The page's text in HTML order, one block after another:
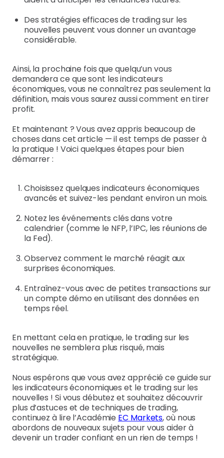
Des stratégies efficaces de trading sur les
nouvelles peuvent vous donner un avantage
considérable.
Ainsi, la prochaine fois que quelqu’un vous
demandera ce que sont les indicateurs
économiques, vous ne connaîtrez pas seulement la
définition, mais vous saurez aussi comment en tirer
profit.
Et maintenant ? Vous avez appris beaucoup de
choses dans cet article — il est temps de passer à
la pratique ! Voici quelques étapes pour bien
démarrer :
Choisissez quelques indicateurs économiques
avancés et suivez-les pendant environ un mois.
Notez les événements clés dans votre
calendrier (comme le NFP, l’IPC, les réunions de
la Fed).
Observez comment le marché réagit aux
surprises économiques.
Entraînez-vous avec de petites transactions sur
un compte démo en utilisant des données en
temps réel.
En mettant cela en pratique, le trading sur les
nouvelles ne semblera plus risqué, mais
stratégique.
Nous espérons que vous avez apprécié ce guide sur
les indicateurs économiques et le trading sur les
nouvelles ! Si vous débutez et souhaitez découvrir
plus d’astuces et de techniques de trading,
continuez à lire l’Académie EC Markets, où nous
abordons de nouveaux sujets pour vous aider à
devenir un trader confiant en un rien de temps !